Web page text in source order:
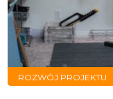
ROZWÓJ PROJEKTU